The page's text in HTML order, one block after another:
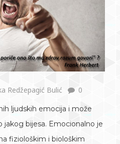
Redžepagić Bulić 0
ljudskih emocija i može
jakog bijesa. Emocionalno je
fiziološkim i biološkim